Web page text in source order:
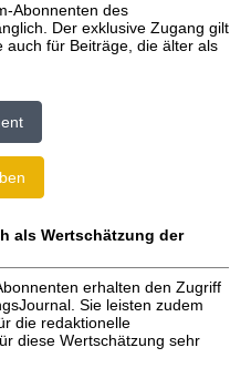
Abonnenten des
Der exklusive Zugang gilt
auch für Beiträge, die älter als
als Wertschätzung der
erhalten den Zugriff
Sie leisten zudem
die redaktionelle
diese Wertschätzung sehr